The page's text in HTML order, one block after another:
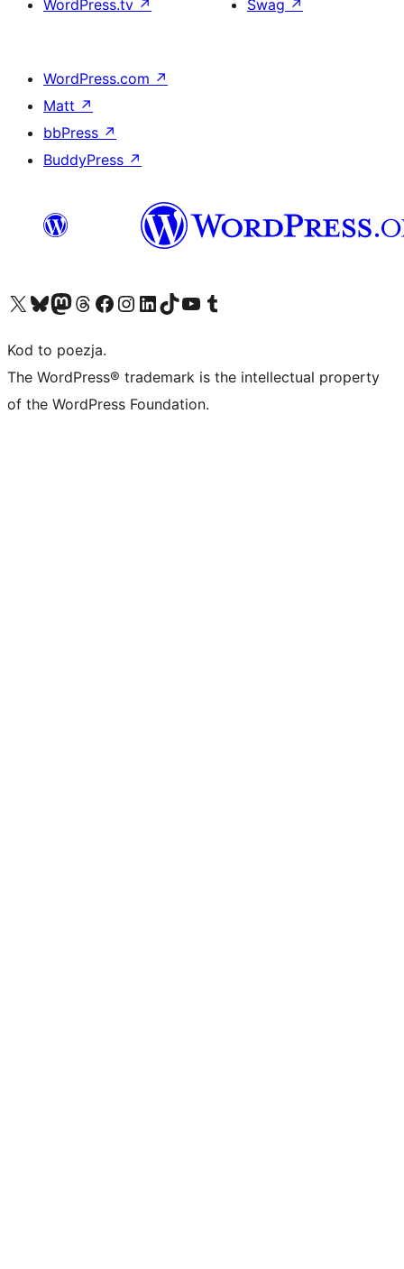
WordPress.tv ↗
Swag ↗
WordPress.com ↗
Matt ↗
bbPress ↗
BuddyPress ↗
Odwiedź nasze konto X (dawniej Twitter)
Odwiedź nasze konto Bluesky
Odwiedź nasze konto na Mastodoncie
Odwiedź naszego Threadsa
Odwiedź naszego Facebooka
Odwiedź nasze konto na Instagramie
Odwiedź nasze konto na LinkedIn
Odwiedź naszego TikToka
Odwiedź nasz kanał YouTube
Odwiedź naszego Tumblra
Kod to poezja.
The WordPress® trademark is the intellectual property
of the WordPress Foundation.